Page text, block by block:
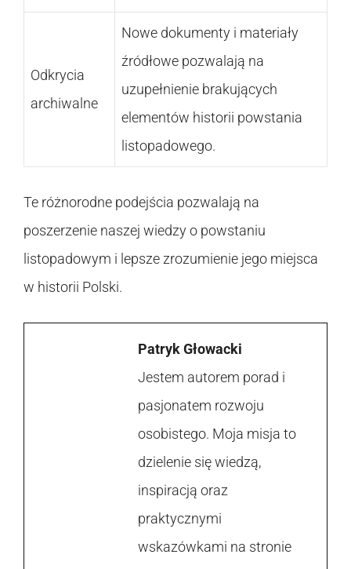
Odkrycia
archiwalne
Nowe dokumenty i materiały
źródłowe pozwalają na
uzupełnienie brakujących
elementów historii powstania
listopadowego.
Te różnorodne podejścia pozwalają na
poszerzenie naszej wiedzy o powstaniu
listopadowym i lepsze zrozumienie jego miejsca
w historii Polski.
Patryk Głowacki
Jestem autorem porad i
pasjonatem rozwoju
osobistego. Moja misja to
dzielenie się wiedzą,
inspiracją oraz
praktycznymi
wskazówkami na stronie